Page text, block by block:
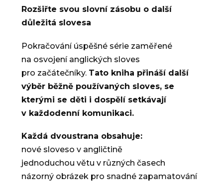
Rozšiřte svou slovní zásobu o další
důležitá slovesa
Pokračování úspěšné série zaměřené
na osvojení anglických sloves
pro začátečníky. Tato kniha přináší další
výběr běžně používaných sloves, se
kterými se děti i dospělí setkávají
v každodenní komunikaci.
Každá dvoustrana obsahuje:
nové sloveso v angličtině
jednoduchou větu v různých časech
názorný obrázek pro snadné zapamatování